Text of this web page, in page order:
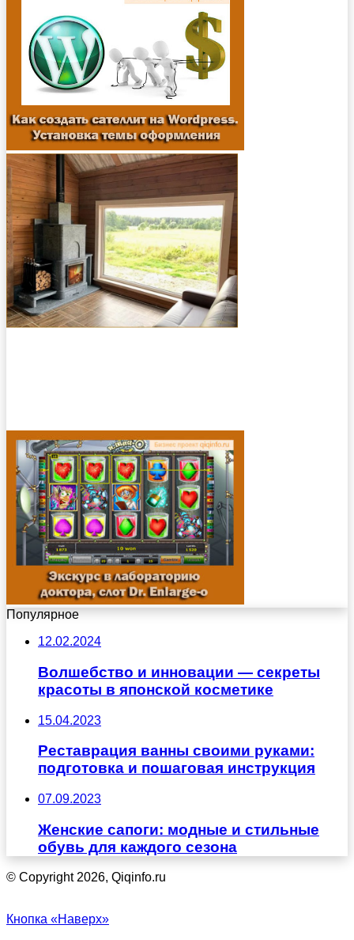
Популярное
12.02.2024
Волшебство и инновации — секреты
красоты в японской косметике
15.04.2023
Реставрация ванны своими руками:
подготовка и пошаговая инструкция
07.09.2023
Женские сапоги: модные и стильные
обувь для каждого сезона
© Copyright 2026, Qiqinfo.ru
Кнопка «Наверх»